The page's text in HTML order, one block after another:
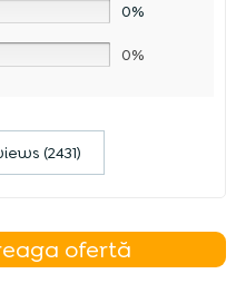
0%
0%
(2431)
ofertă